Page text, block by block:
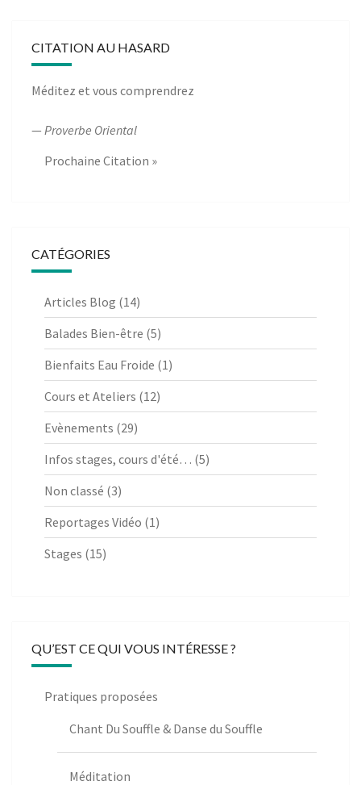
CITATION AU HASARD
Méditez et vous comprendrez
— Proverbe Oriental
Prochaine Citation »
CATÉGORIES
Articles Blog (14)
Balades Bien-être (5)
Bienfaits Eau Froide (1)
Cours et Ateliers (12)
Evènements (29)
Infos stages, cours d'été… (5)
Non classé (3)
Reportages Vidéo (1)
Stages (15)
QU’EST CE QUI VOUS INTÉRESSE ?
Pratiques proposées
Chant Du Souffle & Danse du Souffle
Méditation